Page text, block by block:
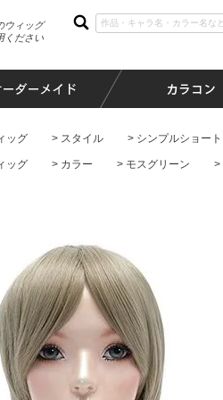
ウィッグ
ください
ッグ スタイル シンプルショート
ッグ カラー モスグリーン